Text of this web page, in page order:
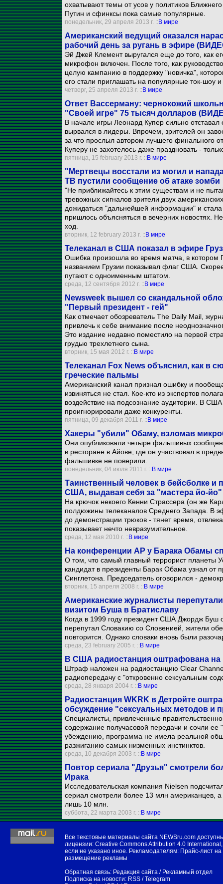
охватывают темы от усов у политиков
Путин и сфинксы пока самые популярные.
понедельник, 29 апреля 2013 г. :: В мире
Американский ведущий оказался
рабочий день за ругань в эфире
Эй Джей Клемент выругался еще до того, как
микрофон включен. После того, как
целую кампанию в поддержку "новичка",
его стали приглашать на популярные ток-шоу
четверг, 25 апреля 2013 г. :: В мире
Ответ Вассерману: чернокожий
"Своей игре" 75 тысяч долларов
В начале игры Леонард Купер сильно отставал
вырвался в лидеры. Впрочем, зрителей он
за что прослыл автором лучшего финального
Куперу не захотелось даже праздновать -
пятница, 15 february 2013 г. :: В мире
"Мертвецы восстали из могил и
ТВ пустили сообщение об атаке зомби
"Не приближайтесь к этим существам и не
тревожных сигналов зрители двух
дожидаться "дальнейшей информации" и
пришлось объясняться в вечерних новостях.
ход.
вторник, 12 february 2013 г. :: В мире
Телеканал в США показал в эфире
Ошибка произошла во время матча, в котором
названием Грузии показывал флаг США.
путают с одноименным штатом.
среда, 12 сентября 2012 г. :: В мире
Newsweek вышел со скандальной
"Первый президент - гей"
Как отмечает обозреватель The Daily Mail,
привлечь к себе внимание после
Это издание недавно поместило на первой
грудью трехлетнего сына.
вторник, 15 мая 2012 г. :: В мире
Телеканал Fox News объяснил, как в
греческие пальмы
Американский канал признал ошибку и
извиняться не стал. Кое-кто из экспертов
воздействие на подсознание аудитории. В
проигнорировали даже конкуренты.
пятница, 09 декабря 2011 г. :: В мире
Хакеры "убили" Обаму, взломав
Они опубликовали четыре фальшивых
в ресторане в Айове, где он участвовал в
фальшивке не поверили.
понедельник, 04 июля 2011 г. :: В мире
Таинственный человек в бейсболке и
США, выдавая себя за "мастера йо-
На крючок некоего Кенни Страссера (он же
полдюжины телеканалов Среднего Запада. В
до демонстрации трюков - тянет время,
показывает нечто невразумительное.
среда, 12 мая 2010 г. :: В мире
На конференции AP у Барака Обамы
О том, что самый главный террорист планеты
кандидат в президенты Барак Обама узнал от
Синглетона. Председатель оговорился -
вторник, 15 апреля 2008 г. :: В мире
Американские журналисты
визитом Буша в Братиславу
Когда в 1999 году президент США Джордж
перепутал Словакию со Словенией, жители
повторится. Однако словаки вновь были
среда, 23 february 2005 г. :: В мире
В США радиостанция оштрафована
Штраф наложен на радиостанцию Clear
радиопередачу с "откровенно сексуальным
среда, 28 января 2004 г. :: В мире
Радиостанция WKRK в Детройте
обсуждение "сексуальных методов и
Специалисты, привлеченные
содержание получасовой передачи и сочли
убеждению, программа не имела реальной
разжиганию самых низменных инстинктов.
среда, 10 декабря 2003 г. :: В мире
Повтор сериала "Друзья" смотрели
Ирака
Исследовательская компания Nielsen
сериал смотрели более 13 млн американцев,
лишь 10 млн.
суббота, 22 марта 2003 г. :: В мире
Все текстовые материалы сайта NEWSru.com
лицензии: Creative Commons Attribution 4.0 International ,
если не указано иное. Рекламодателям: Прайс-лист на
размещение рекламы
Обратная связь: Редакция сайта / Рекламный отдел
Подписка на новости: RSS /Telegram